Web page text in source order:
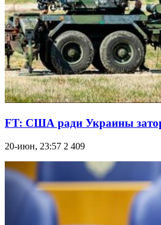
FT: США ради Украины
20-июн, 23:57 2 409